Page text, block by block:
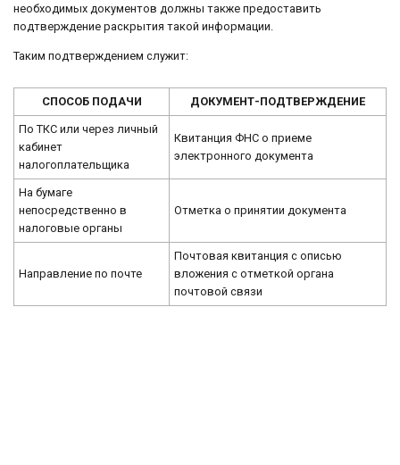
необходимых документов должны также предоставить
подтверждение раскрытия такой информации.
Таким подтверждением служит:
СПОСОБ ПОДАЧИ ДОКУМЕНТ-ПОДТВЕРЖДЕНИЕ
По ТКС или через личный
кабинет
налогоплательщика
Квитанция ФНС о приеме
электронного документа
На бумаге
непосредственно в
налоговые органы
Отметка о принятии документа
Направление по почте
Почтовая квитанция с описью
вложения с отметкой органа
почтовой связи